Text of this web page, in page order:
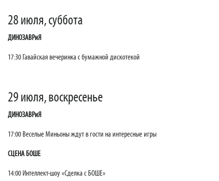
28 июля, суббота
ДИНОЗАВРиЯ
17:30 Гавайская вечеринка с бумажной дискотекой
29 июля, воскресенье
ДИНОЗАВРиЯ
17:00 Веселые Миньоны ждут в гости на интересные игры
СЦЕНА БОШЕ
14:00 Интеллект-шоу «Сделка с БОШЕ»